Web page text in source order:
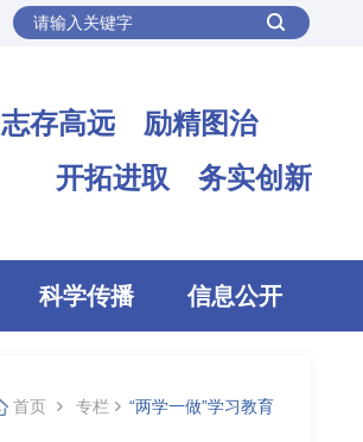
志存高远 励精图治
开拓进取 务实创新
科学传播 信息公开
首页 专栏 “两学一做”学习教育